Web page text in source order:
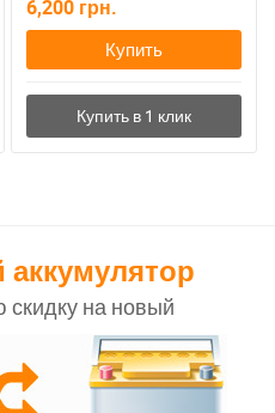
6,200 грн.
Купить
на новый